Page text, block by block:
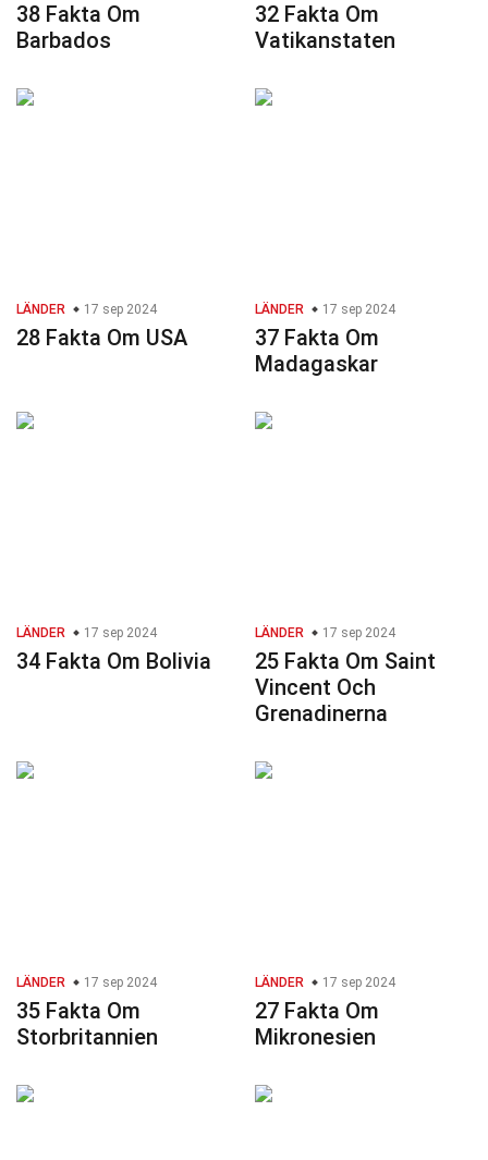
38 Fakta Om
Barbados
32 Fakta Om
Vatikanstaten
LÄNDER 17 sep 2024
28 Fakta Om USA
LÄNDER 17 sep 2024
37 Fakta Om
Madagaskar
LÄNDER 17 sep 2024
34 Fakta Om Bolivia
LÄNDER 17 sep 2024
25 Fakta Om Saint
Vincent Och
Grenadinerna
LÄNDER 17 sep 2024
35 Fakta Om
Storbritannien
LÄNDER 17 sep 2024
27 Fakta Om
Mikronesien